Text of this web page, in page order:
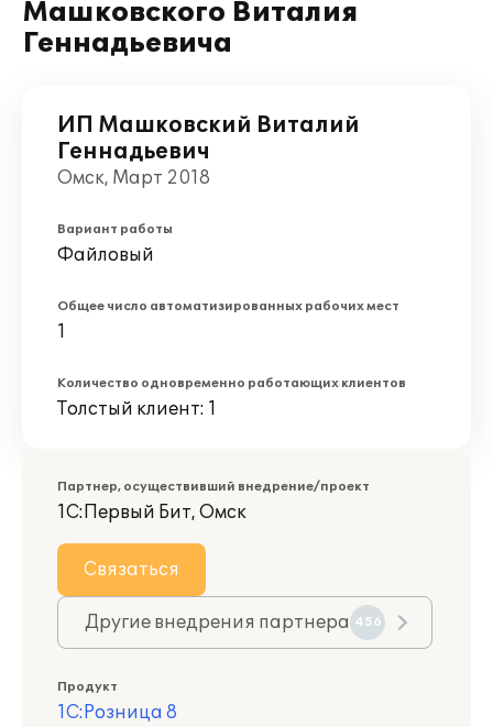
Машковского Виталия
Геннадьевича
ИП Машковский Виталий
Геннадьевич
Омск, Март 2018
Вариант работы
Файловый
Общее число автоматизированных рабочих мест
1
Количество одновременно работающих клиентов
Толстый клиент: 1
Партнер, осуществивший внедрение/проект
1С:Первый Бит, Омск
Связаться
Другие внедрения партнера 456
Продукт
1С:Розница 8